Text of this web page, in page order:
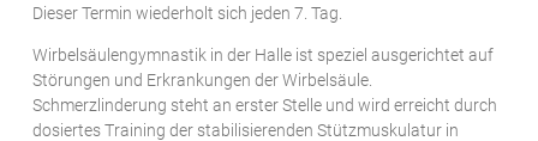
Dieser Termin wiederholt sich jeden 7. Tag.
Wirbelsäulengymnastik in der Halle ist speziel ausgerichtet auf
Störungen und Erkrankungen der Wirbelsäule.
Schmerzlinderung steht an erster Stelle und wird erreicht durch
dosiertes Training der stabilisierenden Stützmuskulatur in